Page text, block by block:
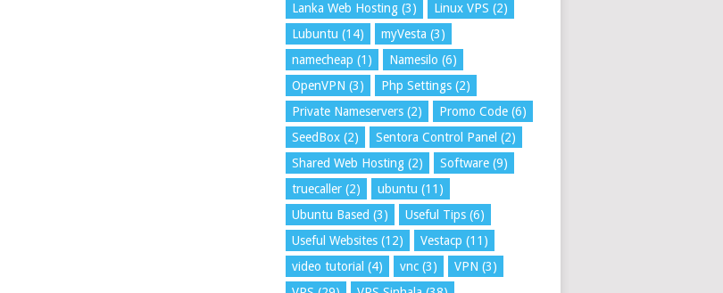
Lanka Web Hosting (3) Linux VPS (2)
Lubuntu (14) myVesta (3)
namecheap (1) Namesilo (6)
OpenVPN (3) Php Settings (2)
Private Nameservers (2) Promo Code (6)
SeedBox (2) Sentora Control Panel (2)
Shared Web Hosting (2) Software (9)
truecaller (2) ubuntu (11)
Ubuntu Based (3) Useful Tips (6)
Useful Websites (12) Vestacp (11)
video tutorial (4) vnc (3) VPN (3)